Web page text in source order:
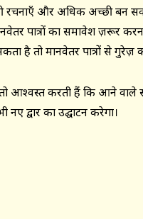
रचनाएँ और अधिक अच्छी बन
पात्रों का समावेश ज़रूर
है तो मानवेतर पात्रों से गुरेज़
आश्वस्त करती हैं कि आने
नए द्वार का उद्घाटन करेगा।